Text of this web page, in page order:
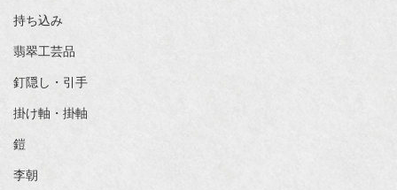
持ち込み
翡翠工芸品
釘隠し・引手
掛け軸・掛軸
鎧
李朝